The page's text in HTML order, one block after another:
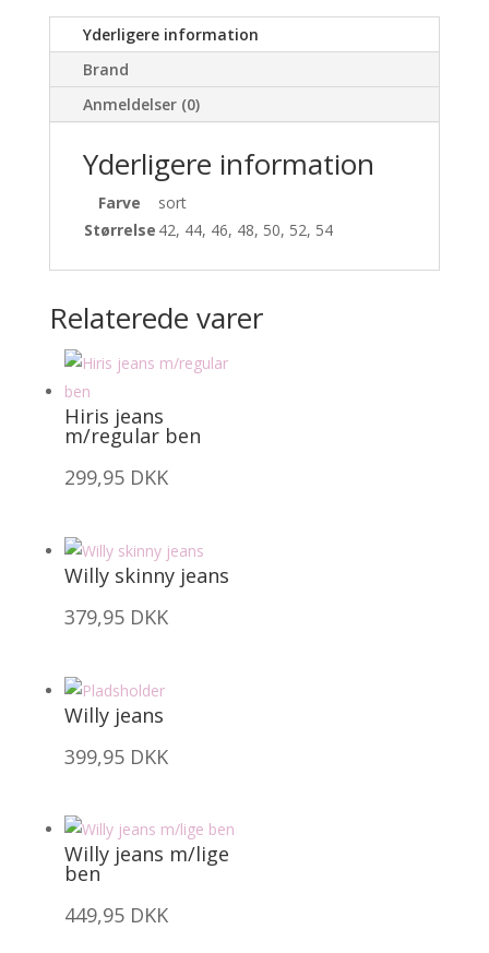
Yderligere information
Brand
Anmeldelser (0)
Yderligere information
Farve
sort
Størrelse 42, 44, 46, 48, 50, 52, 54
Relaterede varer
Hiris jeans
m/regular ben
299,95 DKK
Willy skinny jeans
379,95 DKK
Willy jeans
399,95 DKK
Willy jeans m/lige
ben
449,95 DKK